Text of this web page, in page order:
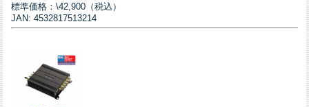
標準価格：\42,900（税込）
JAN: 4532817513214